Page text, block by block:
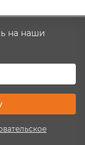
на наши